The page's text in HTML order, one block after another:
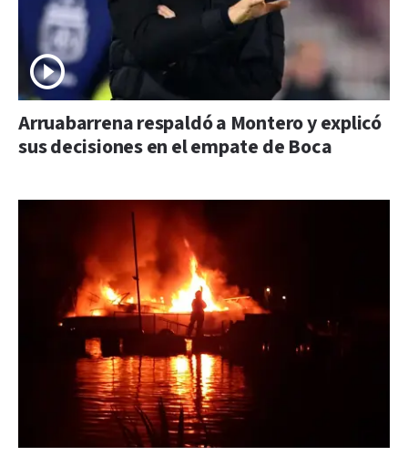
Arruabarrena respaldó a Montero y explicó
sus decisiones en el empate de Boca